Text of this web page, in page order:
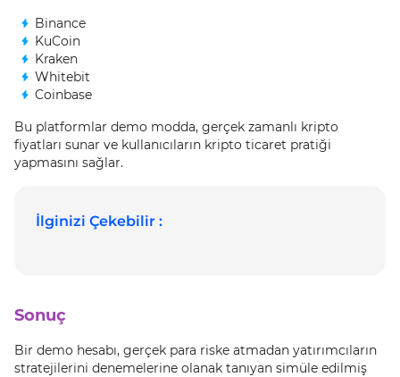
Binance
KuCoin
Kraken
Whitebit
Coinbase
Bu platformlar demo modda, gerçek zamanlı kripto
fiyatları sunar ve kullanıcıların kripto ticaret pratiği
yapmasını sağlar.
İlginizi Çekebilir :
Sonuç
Bir demo hesabı, gerçek para riske atmadan yatırımcıların
stratejilerini denemelerine olanak tanıyan simüle edilmiş